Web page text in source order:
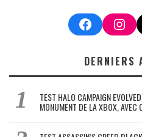
Facebook
DERNIERS
TEST HALO CAMPAIGN
MONUMENT DE LA XBOX, AVEC